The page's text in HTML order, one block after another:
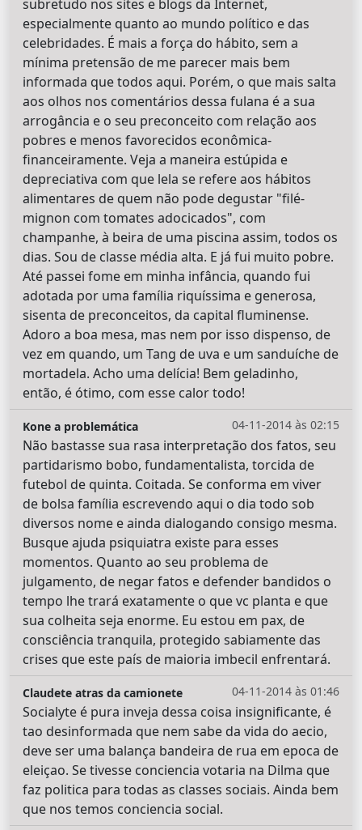
subretudo nos sites e blogs da Internet,
especialmente quanto ao mundo político e das
celebridades. É mais a força do hábito, sem a
mínima pretensão de me parecer mais bem
informada que todos aqui. Porém, o que mais salta
aos olhos nos comentários dessa fulana é a sua
arrogância e o seu preconceito com relação aos
pobres e menos favorecidos econômica-
financeiramente. Veja a maneira estúpida e
depreciativa com que lela se refere aos hábitos
alimentares de quem não pode degustar "filé-
mignon com tomates adocicados", com
champanhe, à beira de uma piscina assim, todos os
dias. Sou de classe média alta. E já fui muito pobre.
Até passei fome em minha infância, quando fui
adotada por uma família riquíssima e generosa,
sisenta de preconceitos, da capital fluminense.
Adoro a boa mesa, mas nem por isso dispenso, de
vez em quando, um Tang de uva e um sanduíche de
mortadela. Acho uma delícia! Bem geladinho,
então, é ótimo, com esse calor todo!
04-11-2014 às 02:15
Kone a problemática
Não bastasse sua rasa interpretação dos fatos, seu
partidarismo bobo, fundamentalista, torcida de
futebol de quinta. Coitada. Se conforma em viver
de bolsa família escrevendo aqui o dia todo sob
diversos nome e ainda dialogando consigo mesma.
Busque ajuda psiquiatra existe para esses
momentos. Quanto ao seu problema de
julgamento, de negar fatos e defender bandidos o
tempo lhe trará exatamente o que vc planta e que
sua colheita seja enorme. Eu estou em pax, de
consciência tranquila, protegido sabiamente das
crises que este país de maioria imbecil enfrentará.
04-11-2014 às 01:46
Claudete atras da camionete
Socialyte é pura inveja dessa coisa insignificante, é
tao desinformada que nem sabe da vida do aecio,
deve ser uma balança bandeira de rua em epoca de
eleiçao. Se tivesse conciencia votaria na Dilma que
faz politica para todas as classes sociais. Ainda bem
que nos temos conciencia social.